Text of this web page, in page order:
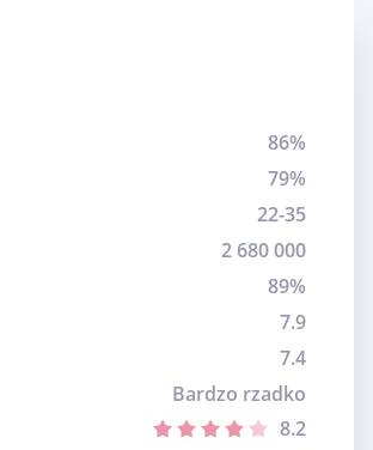
86%
79%
22-35
2 680 000
89%
7.9
7.4
Bardzo rzadko
8.2